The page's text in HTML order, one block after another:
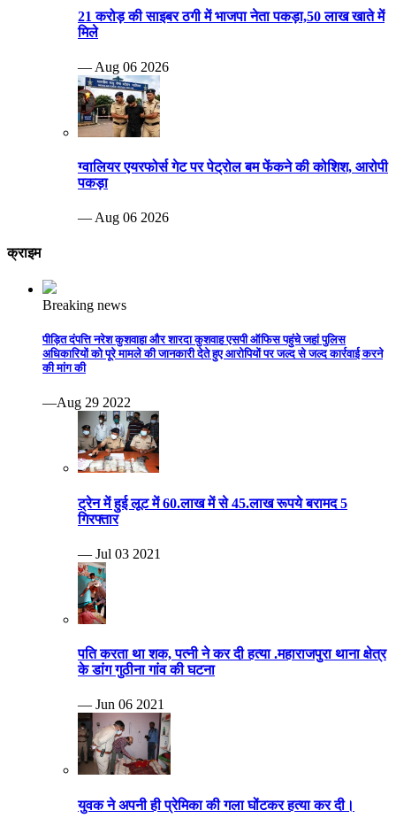
21 करोड़ की साइबर ठगी में भाजपा नेता पकड़ा,50 लाख खाते में
मिले
— Aug 06 2026
ग्वालियर एयरफोर्स गेट पर पेट्रोल बम फेंकने की कोशिश, आरोपी
पकड़ा
— Aug 06 2026
क्राइम
Breaking news
पीड़ित दंपत्ति नरेश कुशवाहा और शारदा कुशवाह एसपी ऑफिस पहुंचे जहां पुलिस
अधिकारियों को पूरे मामले की जानकारी देते हुए आरोपियों पर जल्द से जल्द कार्रवाई करने
की मांग की
—Aug 29 2022
ट्रेन में हुई लूट में 60.लाख में से 45.लाख रूपये बरामद 5
गिरफ्तार
— Jul 03 2021
पति करता था शक, पत्नी ने कर दी हत्या .महाराजपुरा थाना क्षेत्र
के डांग गुठीना गांव की घटना
— Jun 06 2021
युवक ने अपनी ही प्रेमिका की गला घोंटकर हत्या कर दी।